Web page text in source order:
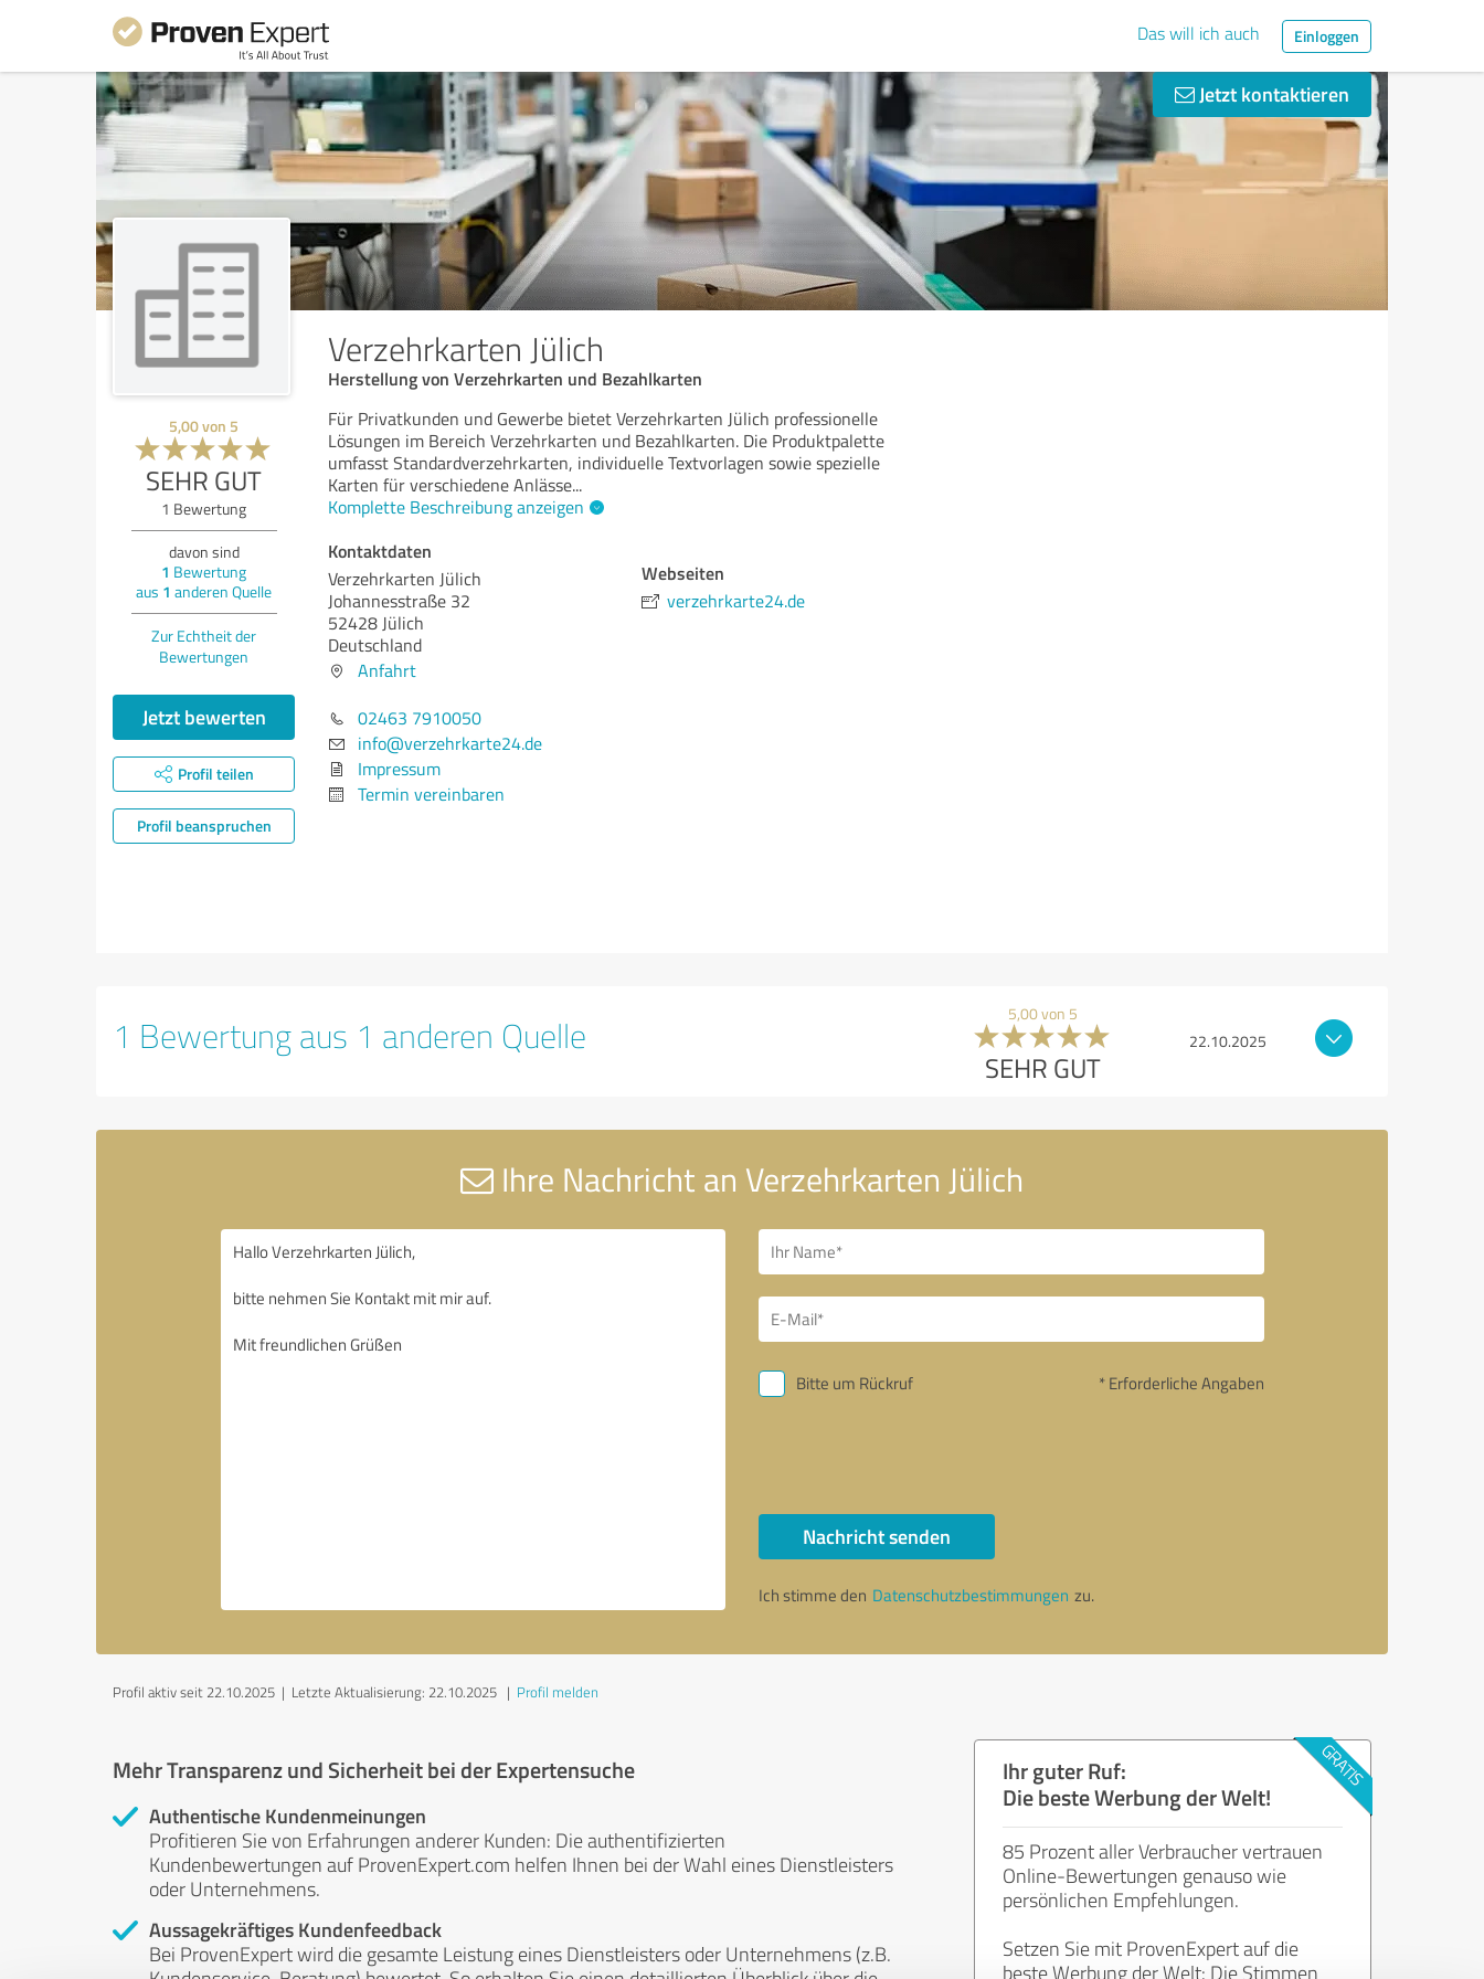
Das will ich auch Einloggen
Jetzt kontaktieren
Verzehrkarten Jülich
Herstellung von Verzehrkarten und Bezahlkarten
5,00von 5
SEHR GUT
1 Bewertung
davon sind
1 Bewertung
aus 1 anderen Quelle
Zur Echtheit der
Bewertungen
Jetzt bewerten
Profil teilen
Profil beanspruchen
Für Privatkunden und Gewerbe bietet Verzehrkarten Jülich professionelle
Lösungen im Bereich Verzehrkarten und Bezahlkarten. Die Produktpalette
umfasst Standardverzehrkarten, individuelle Textvorlagen sowie spezielle
Karten für verschiedene Anlässe...
Komplette Beschreibung anzeigen
Kontaktdaten
Verzehrkarten Jülich
Johannesstraße 32
52428 Jülich
Deutschland
Anfahrt
02463 7910050
info@verzehrkarte24.de
Impressum
Termin vereinbaren
Webseiten
verzehrkarte24.de
1 Bewertung aus 1 anderen Quelle 5,00 von 5
SEHR GUT
22.10.2025
Ihre Nachricht an Verzehrkarten Jülich
Bitte um Rückruf * Erforderliche Angaben
Nachricht senden
Ich stimme den Datenschutzbestimmungen zu.
Profil aktiv seit 22.10.2025 | Letzte Aktualisierung: 22.10.2025 | Profil melden
Mehr Transparenz und Sicherheit bei der Expertensuche
Authentische Kundenmeinungen
Profitieren Sie von Erfahrungen anderer Kunden: Die authentifizierten
Kundenbewertungen auf ProvenExpert.com helfen Ihnen bei der Wahl eines Dienstleisters
oder Unternehmens.
Aussagekräftiges Kundenfeedback
Bei ProvenExpert wird die gesamte Leistung eines Dienstleisters oder Unternehmens (z.B.
Ihr guter Ruf:
Die beste Werbung der Welt!
85 Prozent aller Verbraucher vertrauen
Online-Bewertungen genauso wie
persönlichen Empfehlungen.
Setzen Sie mit ProvenExpert auf die
beste Werbung der Welt: Die Stimmen